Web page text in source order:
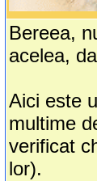
Bereea,
acelea,
Aici este
multime
verificat
lor).